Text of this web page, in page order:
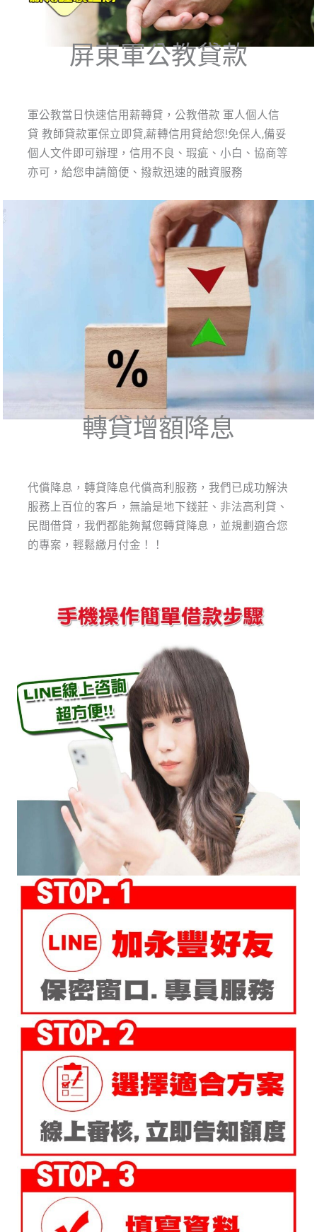
屏東軍公教貸款
軍公教當日快速信用薪轉貸，公教借款 軍人個人信
貸 教師貸款軍保立即貸,薪轉信用貸給您!免保人,備妥
個人文件即可辦理，信用不良、瑕疵、小白、協商等
亦可，給您申請簡便、撥款迅速的融資服務
轉貸增額降息
代償降息，轉貸降息代償高利服務，我們已成功解決
服務上百位的客戶，無論是地下錢莊、非法高利貸、
民間借貸，我們都能夠幫您轉貸降息，並規劃適合您
的專案，輕鬆繳月付金！！